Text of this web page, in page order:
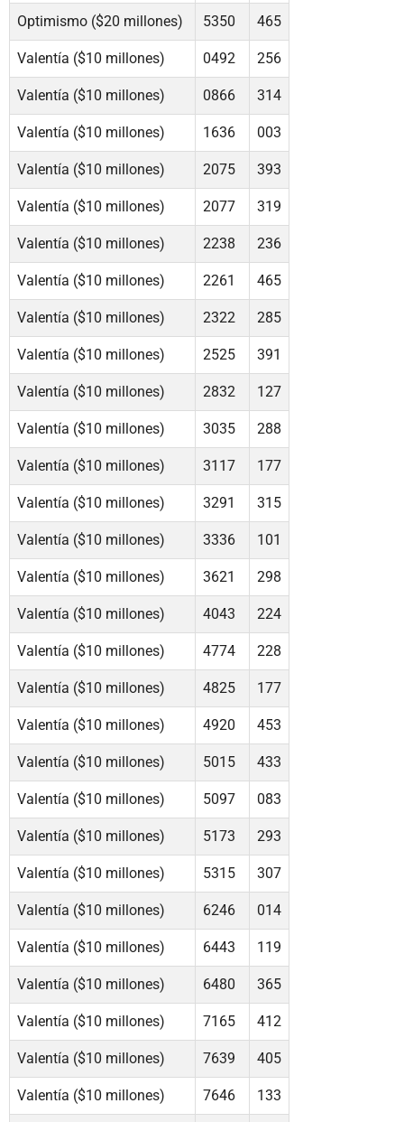
Optimismo ($20 millones) 5350 465
Valentía ($10 millones) 0492 256
Valentía ($10 millones) 0866 314
Valentía ($10 millones) 1636 003
Valentía ($10 millones) 2075 393
Valentía ($10 millones) 2077 319
Valentía ($10 millones) 2238 236
Valentía ($10 millones) 2261 465
Valentía ($10 millones) 2322 285
Valentía ($10 millones) 2525 391
Valentía ($10 millones) 2832 127
Valentía ($10 millones) 3035 288
Valentía ($10 millones) 3117 177
Valentía ($10 millones) 3291 315
Valentía ($10 millones) 3336 101
Valentía ($10 millones) 3621 298
Valentía ($10 millones) 4043 224
Valentía ($10 millones) 4774 228
Valentía ($10 millones) 4825 177
Valentía ($10 millones) 4920 453
Valentía ($10 millones) 5015 433
Valentía ($10 millones) 5097 083
Valentía ($10 millones) 5173 293
Valentía ($10 millones) 5315 307
Valentía ($10 millones) 6246 014
Valentía ($10 millones) 6443 119
Valentía ($10 millones) 6480 365
Valentía ($10 millones) 7165 412
Valentía ($10 millones) 7639 405
Valentía ($10 millones) 7646 133